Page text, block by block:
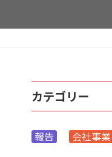
カテゴリー
報告 会社事業